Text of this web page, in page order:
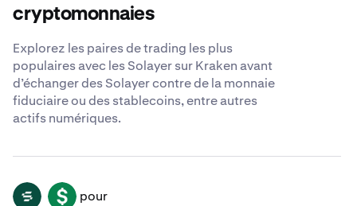
cryptomonnaies
Explorez les paires de trading les plus
populaires avec les Solayer sur Kraken avant
d’échanger des Solayer contre de la monnaie
fiduciaire ou des stablecoins, entre autres
actifs numériques.
LAYER USD pour